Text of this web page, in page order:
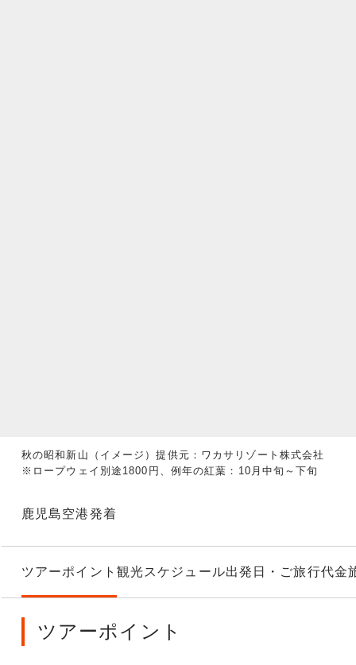
秋の昭和新山（イメージ）提供元：ワカサリゾート株式会社
※ロープウェイ別途1800円、例年の紅葉：10月中旬～下旬
鹿児島空港発着
ツアーポイント 観光スケジュール出発日・ご旅行代金
ツアーポイント